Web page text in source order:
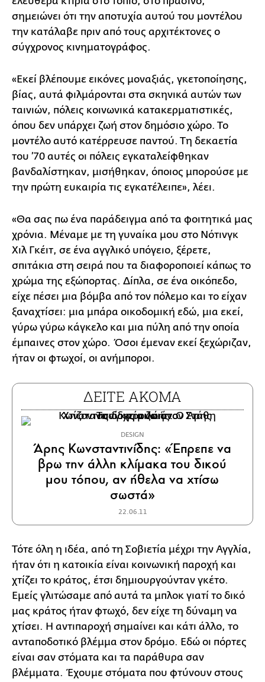
σημειώνει ότι την αποτυχία αυτού του μοντέλου
την κατάλαβε πριν από τους αρχιτέκτονες ο
σύγχρονος κινηματογράφος.
«Εκεί βλέπουμε εικόνες μοναξιάς, γκετοποίησης,
βίας, αυτά φιλμάρονται στα σκηνικά αυτών των
ταινιών, πόλεις κοινωνικά κατακερματιστικές,
όπου δεν υπάρχει ζωή στον δημόσιο χώρο. Το
μοντέλο αυτό κατέρρευσε παντού. Τη δεκαετία
του ’70 αυτές οι πόλεις εγκαταλείφθηκαν
βανδαλίστηκαν, μισήθηκαν, όποιος μπορούσε με
την πρώτη ευκαιρία τις εγκατέλειπε», λέει.
«Θα σας πω ένα παράδειγμα από τα φοιτητικά μας
χρόνια. Μέναμε με τη γυναίκα μου στο Νότινγκ
Χιλ Γκέιτ, σε ένα αγγλικό υπόγειο, ξέρετε,
σπιτάκια στη σειρά που τα διαφοροποιεί κάπως το
χρώμα της εξώπορτας. Δίπλα, σε ένα οικόπεδο,
είχε πέσει μια βόμβα από τον πόλεμο και το είχαν
ξαναχτίσει: μια μπάρα οικοδομική εδώ, μια εκεί,
γύρω γύρω κάγκελο και μια πύλη από την οποία
έμπαινες στον χώρο. Όσοι έμεναν εκεί ξεχώριζαν,
ήταν οι φτωχοί, οι ανήμποροι.
ΔΕΙΤΕ ΑΚΟΜΑ
DESIGN
Άρης Κωνσταντινίδης: «Έπρεπε να
βρω την άλλη κλίμακα του δικού
μου τόπου, αν ήθελα να χτίσω
σωστά»
22.06.11
Τότε όλη η ιδέα, από τη Σοβιετία μέχρι την Αγγλία,
ήταν ότι η κατοικία είναι κοινωνική παροχή και
χτίζει το κράτος, έτσι δημιουργούνταν γκέτο.
Εμείς γλιτώσαμε από αυτά τα μπλοκ γιατί το δικό
μας κράτος ήταν φτωχό, δεν είχε τη δύναμη να
χτίσει. Η αντιπαροχή σημαίνει και κάτι άλλο, το
ανταποδοτικό βλέμμα στον δρόμο. Εδώ οι πόρτες
είναι σαν στόματα και τα παράθυρα σαν
βλέμματα. Έχουμε στόματα που φτύνουν στους